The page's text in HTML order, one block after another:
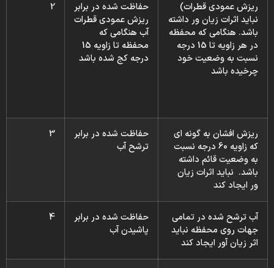
ریزش عمودی قطرات)
نباید اثرات زیان ور داشته
باشد. هنگامی که محفظه
در هر زاویه تا 15 درجه
نسبت به وضعیت خود
چرخیده باشد
حفاظت شده در برابر
ریزش عمودی قطرات
آب هنگامی که
محفظه تا زاویه 15
درجه کج شده باشد
2
ریزش افشان به گونه ای
که زاویه 60 درجه نسبت
به وضعیت قائم داشته
باشد. نباید اثرات زیان
ور ایجاد کند
حفاظت شده در برابر
ترشح آب
3
آب ترشح شده در تمامی
جهات روی محفظه نباید
اثر زیان آور ایجاد کند
حفاظت شده در برابر
پاشیدن آب
4